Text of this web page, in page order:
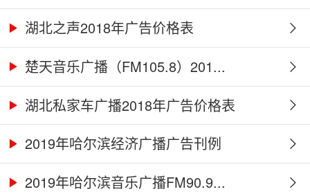
湖北之声2018年广告价格表
楚天音乐广播（FM105.8）201...
湖北私家车广播2018年广告价格表
2019年哈尔滨经济广播广告刊例
2019年哈尔滨音乐广播FM90.9...